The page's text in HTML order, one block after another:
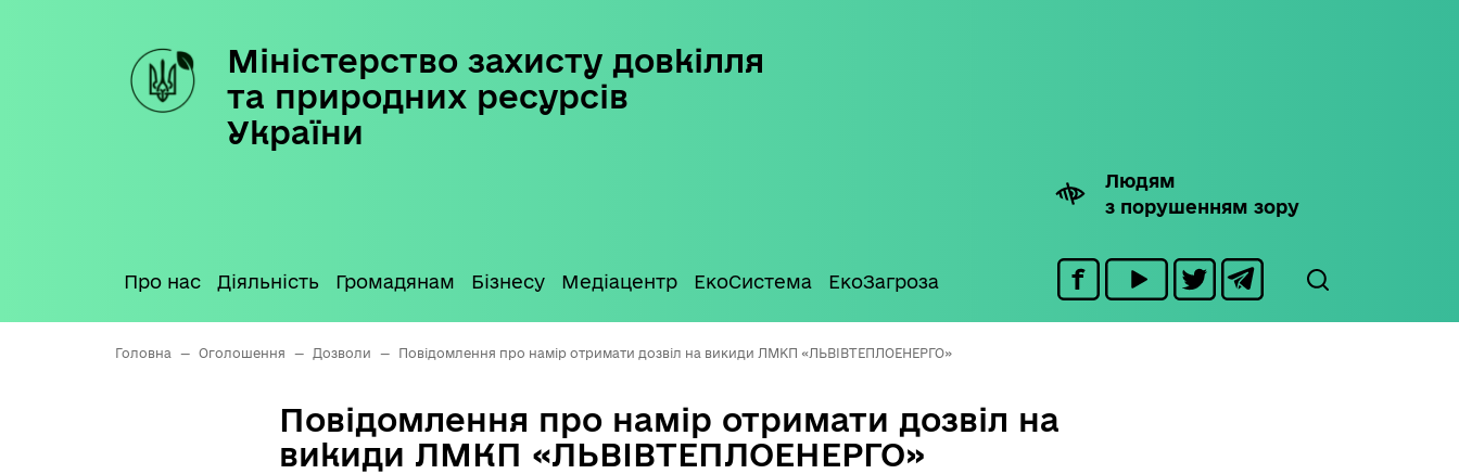
Міністерство захисту довкілля
та природних ресурсів
України
Людям
з порушенням зору
Про нас Діяльність Громадянам Бізнесу Медіацентр ЕкоСистема ЕкоЗагроза
Головна — Оголошення — Дозволи — Повідомлення про намір отримати дозвіл на викиди ЛМКП «ЛЬВІВТЕПЛОЕНЕРГО»
Повідомлення про намір отримати дозвіл на
викиди ЛМКП «ЛЬВІВТЕПЛОЕНЕРГО»